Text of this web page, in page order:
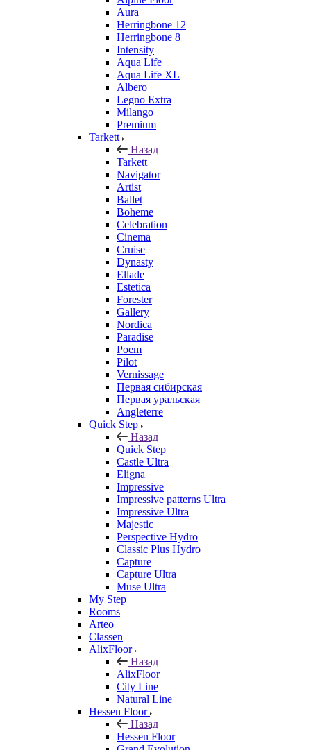
Aura
Herringbone 12
Herringbone 8
Intensity
Aqua Life
Aqua Life XL
Albero
Legno Extra
Milango
Premium
Tarkett
Назад
Tarkett
Navigator
Artist
Ballet
Boheme
Celebration
Cinema
Cruise
Dynasty
Ellade
Estetica
Forester
Gallery
Nordica
Paradise
Poem
Pilot
Vernissage
Первая сибирская
Первая уральская
Angleterre
Quick Step
Назад
Quick Step
Castle Ultra
Eligna
Impressive
Impressive patterns Ultra
Impressive Ultra
Majestic
Perspective Hydro
Classic Plus Hydro
Capture
Capture Ultra
Muse Ultra
My Step
Rooms
Arteo
Classen
AlixFloor
Назад
AlixFloor
City Line
Natural Line
Hessen Floor
Назад
Hessen Floor